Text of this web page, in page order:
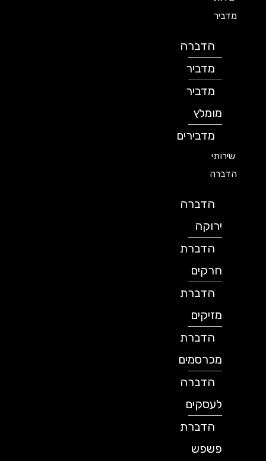
מדביר
הדברה
מדביר
מדביר
מומלץ
מדבירים
שירותי
הדברה
הדברה
ירוקה
הדברת
חרקים
הדברת
מזיקים
הדברת
מכרסמים
הדברה
לעסקים
הדברת
פשפש